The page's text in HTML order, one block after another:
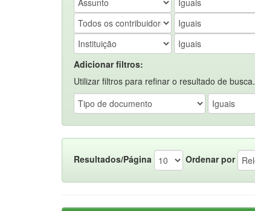
Adicionar filtros:
Utilizar filtros para refinar o resultado de busca.
Resultados/Página Ordenar por